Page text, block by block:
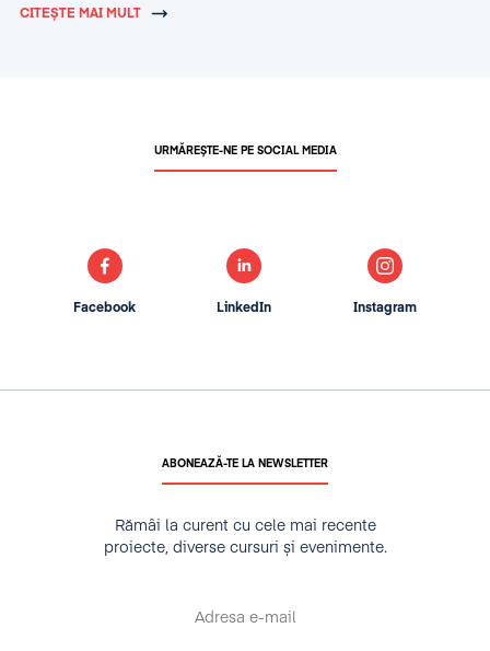
CITEȘTE MAI MULT
ABONEAZĂ-TE LA NEWSLETTER
Rămâi la curent cu cele mai recente
proiecte, diverse cursuri și evenimente.
URMĂREȘTE-NE PE SOCIAL MEDIA
Facebook LinkedIn Instagram